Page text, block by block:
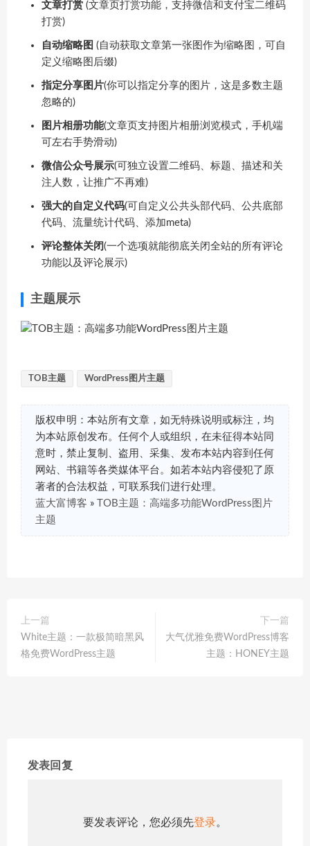
文章打赏 (文章页打赏功能，支持微信和支付宝二维码
打赏)
自动缩略图 (自动获取文章第一张图作为缩略图，可自
定义缩略图后缀)
指定分享图片(你可以指定分享的图片，这是多数主题
忽略的)
图片相册功能(文章页支持图片相册浏览模式，手机端
可左右手势滑动)
微信公众号展示(可独立设置二维码、标题、描述和关
注人数，让推广不再难)
强大的自定义代码(可自定义公共头部代码、公共底部
代码、流量统计代码、添加meta)
评论整体关闭 (一个选项就能彻底关闭全站的所有评论
功能以及评论展示)
主题展示
TOB主题 WordPress图片主题
版权申明：本站所有文章，如无特殊说明或标注，均
为本站原创发布。任何个人或组织，在未征得本站同
意时，禁止复制、盗用、采集、发布本站内容到任何
网站、书籍等各类媒体平台。如若本站内容侵犯了原
著者的合法权益，可联系我们进行处理。
蓝大富博客 » TOB主题：高端多功能WordPress图片
主题
上一篇
White主题：一款极简暗黑风
格免费WordPress主题
下一篇
大气优雅免费WordPress博客
主题：HONEY主题
发表回复
要发表评论，您必须先登录。